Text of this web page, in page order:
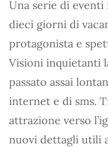
Una serie di
dieci giorni di
protagonista e
Visioni inquietanti
passato assai
internet e di sms.
attrazione verso
nuovi dettagli utili